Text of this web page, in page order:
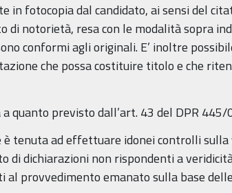
in fotocopia dal candidato, ai sensi del
notorietà, resa con le modalità sopra
conformi agli originali. E’ inoltre
che possa costituire titolo e che
quanto previsto dall’art. 43 del DPR 445/
tenuta ad effettuare idonei controlli
di dichiarazioni non rispondenti a
al provvedimento emanato sulla base